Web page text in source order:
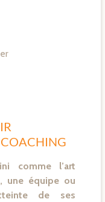
comme l’art
une équipe ou
de ses